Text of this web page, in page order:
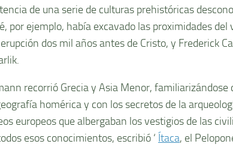
de una serie de culturas prehistóricas
por ejemplo, había excavado las proximidades del
dos mil años antes de Cristo, y Frederick
recorrió Grecia y Asia Menor, familiarizándose
homérica y con los secretos de la
europeos que albergaban los vestigios de las
esos conocimientos, escribió ‘ Ítaca, el